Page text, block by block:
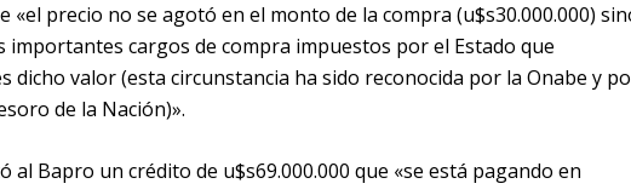
«el precio no se agotó en el monto de la compra (u$s30.000.000)
importantes cargos de compra impuestos por el Estado que
dicho valor (esta circunstancia ha sido reconocida por la Onabe y
de la Nación)».
al Bapro un crédito de u$s69.000.000 que «se está pagando en